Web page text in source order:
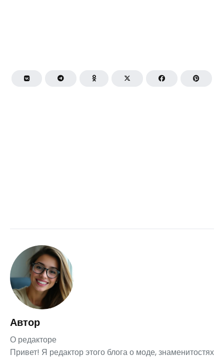
Автор
О редакторе
Привет! Я редактор этого блога о моде, знаменитостях